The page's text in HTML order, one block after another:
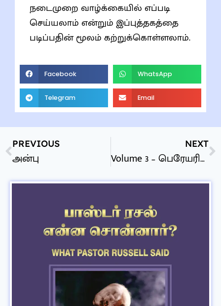
நடைமுறை வாழ்க்கையில் எப்படி
செய்யலாம் என்றும் இப்புத்தகத்தை
படிப்பதின் மூலம் கற்றுக்கொள்ளலாம்.
Facebook WhatsApp
Telegram Email
PREVIOUS
அன்பு
NEXT
Volume 3 – பெரேயரின் கேள்விகள்